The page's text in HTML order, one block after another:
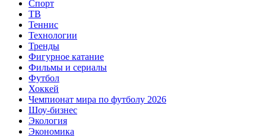
Спорт
ТВ
Теннис
Технологии
Тренды
Фигурное катание
Фильмы и сериалы
Футбол
Хоккей
Чемпионат мира по футболу 2026
Шоу-бизнес
Экология
Экономика